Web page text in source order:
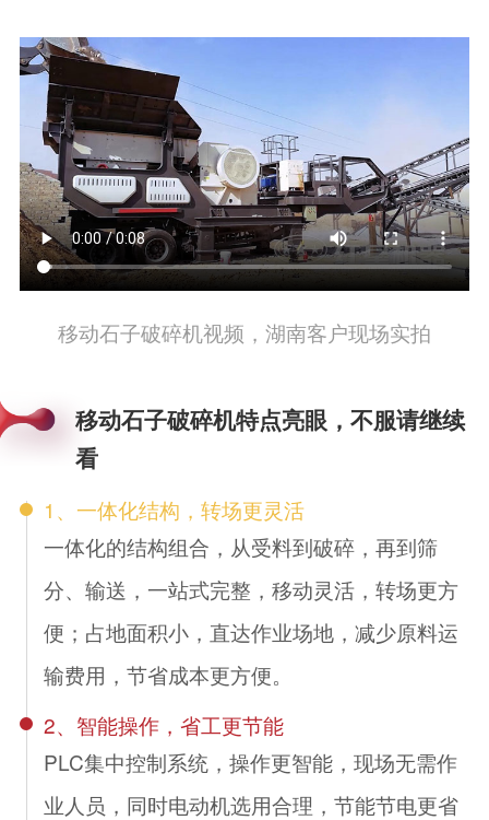
移动石子破碎机视频，湖南客户现场实拍
移动石子破碎机特点亮眼，不服请继续
看
1、一体化结构，转场更灵活
一体化的结构组合，从受料到破碎，再到筛
分、输送，一站式完整，移动灵活，转场更方
便；占地面积小，直达作业场地，减少原料运
输费用，节省成本更方便。
2、智能操作，省工更节能
PLC集中控制系统，操作更智能，现场无需作
业人员，同时电动机选用合理，节能节电更省